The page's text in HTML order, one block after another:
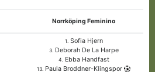
Norrköping Feminino
1. Sofia Hjern
3.Deborah De La Harpe
4. Ebba Handfast
13. Paula Broddner-Klingspor